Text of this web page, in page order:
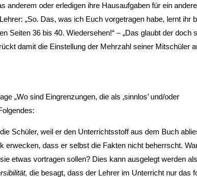
anderem oder erledigen ihre Hausaufgaben für ein
„So. Das, was ich Euch vorgetragen habe, lernt ihr
Seiten 36 bis 40. Wiedersehen!“ – „Das glaubt der doch
damit die Einstellung der Mehrzahl seiner Mitschüler
„Wo sind Eingrenzungen, die als ‚sinnlos’ und/oder
Schüler, weil er den Unterrichtsstoff aus dem Buch
erwecken, dass er selbst die Fakten nicht beherrscht.
etwas vortragen sollen? Dies kann ausgelegt werden
die besagt, dass der Lehrer im Unterricht nur das